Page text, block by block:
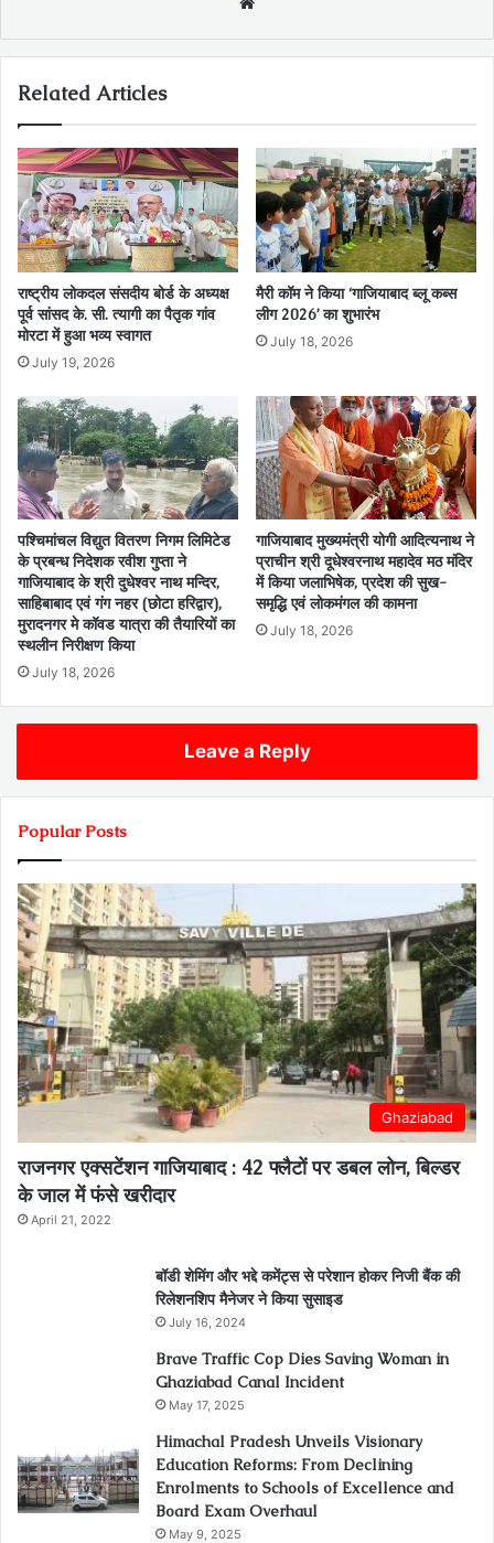
Related Articles
राष्ट्रीय लोकदल संसदीय बोर्ड के अध्यक्ष
पूर्व सांसद के. सी. त्यागी का पैतृक गांव
मोरटा में हुआ भव्य स्वागत
July 19, 2026
मैरी कॉम ने किया ‘गाजियाबाद ब्लू कब्स
लीग 2026’ का शुभारंभ
July 18, 2026
पश्चिमांचल विद्युत वितरण निगम लिमिटेड
के प्रबन्ध निदेशक रवीश गुप्ता ने
गाजियाबाद के श्री दुधेश्वर नाथ मन्दिर,
साहिबाबाद एवं गंग नहर (छोटा हरिद्वार),
मुरादनगर मे कॉवड यात्रा की तैयारियों का
स्थलीन निरीक्षण किया
July 18, 2026
गाजियाबाद मुख्यमंत्री योगी आदित्यनाथ ने
प्राचीन श्री दूधेश्वरनाथ महादेव मठ मंदिर
में किया जलाभिषेक, प्रदेश की सुख-
समृद्धि एवं लोकमंगल की कामना
July 18, 2026
Leave a Reply
Popular Posts
Ghaziabad
राजनगर एक्सटेंशन गाजियाबाद : 42 फ्लैटों पर डबल लोन, बिल्डर
के जाल में फंसे खरीदार
April 21, 2022
बॉडी शेमिंग और भद्दे कमेंट्स से परेशान होकर निजी बैंक की
रिलेशनशिप मैनेजर ने किया सुसाइड
July 16, 2024
Brave Traffic Cop Dies Saving Woman in
Ghaziabad Canal Incident
May 17, 2025
Himachal Pradesh Unveils Visionary
Education Reforms: From Declining
Enrolments to Schools of Excellence and
Board Exam Overhaul
May 9, 2025